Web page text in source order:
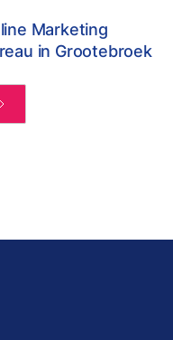
Marketing
in Grootebroek